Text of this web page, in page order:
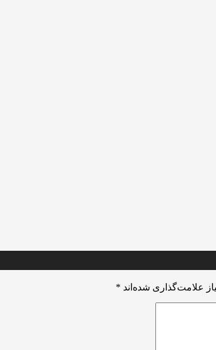
علامت‌گذاری شده‌اند *